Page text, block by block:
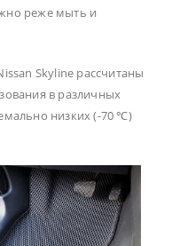
реже мыть и
Skyline рассчитаны
в различных
низких (-70 ℃)